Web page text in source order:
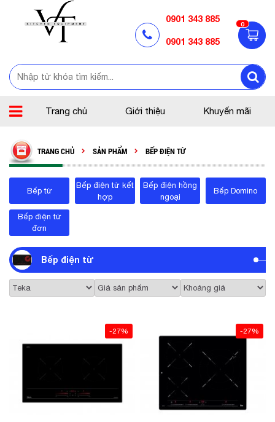
0901 343 885
0901 343 885
0
Trang chủ Giới thiệu Khuyến mãi
TRANG CHỦ SẢN PHẨM BẾP ĐIỆN TỪ
Bếp từ
Bếp điện từ kết
hợp
Bếp điện hồng
ngoại
Bếp Domino
Bếp điện từ
đơn
Bếp điện từ
-27% -27%